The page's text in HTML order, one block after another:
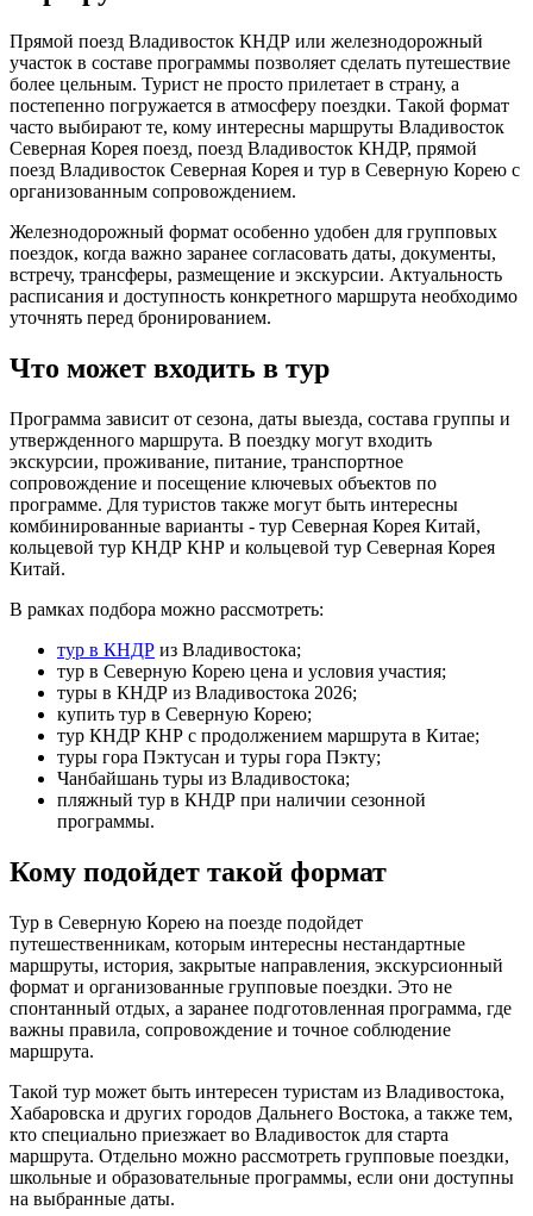
Прямой поезд Владивосток КНДР или железнодорожный
участок в составе программы позволяет сделать путешествие
более цельным. Турист не просто прилетает в страну, а
постепенно погружается в атмосферу поездки. Такой формат
часто выбирают те, кому интересны маршруты Владивосток
Северная Корея поезд, поезд Владивосток КНДР, прямой
поезд Владивосток Северная Корея и тур в Северную Корею с
организованным сопровождением.
Железнодорожный формат особенно удобен для групповых
поездок, когда важно заранее согласовать даты, документы,
встречу, трансферы, размещение и экскурсии. Актуальность
расписания и доступность конкретного маршрута необходимо
уточнять перед бронированием.
Что может входить в тур
Программа зависит от сезона, даты выезда, состава группы и
утвержденного маршрута. В поездку могут входить
экскурсии, проживание, питание, транспортное
сопровождение и посещение ключевых объектов по
программе. Для туристов также могут быть интересны
комбинированные варианты - тур Северная Корея Китай,
кольцевой тур КНДР КНР и кольцевой тур Северная Корея
Китай.
В рамках подбора можно рассмотреть:
тур в КНДР из Владивостока;
тур в Северную Корею цена и условия участия;
туры в КНДР из Владивостока 2026;
купить тур в Северную Корею;
тур КНДР КНР с продолжением маршрута в Китае;
туры гора Пэктусан и туры гора Пэкту;
Чанбайшань туры из Владивостока;
пляжный тур в КНДР при наличии сезонной
программы.
Кому подойдет такой формат
Тур в Северную Корею на поезде подойдет
путешественникам, которым интересны нестандартные
маршруты, история, закрытые направления, экскурсионный
формат и организованные групповые поездки. Это не
спонтанный отдых, а заранее подготовленная программа, где
важны правила, сопровождение и точное соблюдение
маршрута.
Такой тур может быть интересен туристам из Владивостока,
Хабаровска и других городов Дальнего Востока, а также тем,
кто специально приезжает во Владивосток для старта
маршрута. Отдельно можно рассмотреть групповые поездки,
школьные и образовательные программы, если они доступны
на выбранные даты.